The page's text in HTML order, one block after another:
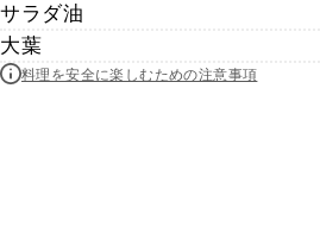
サラダ油
大葉
料理を安全に楽しむための注意事項